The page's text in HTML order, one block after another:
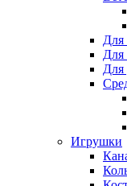
Для
Для
Для
Игрушки